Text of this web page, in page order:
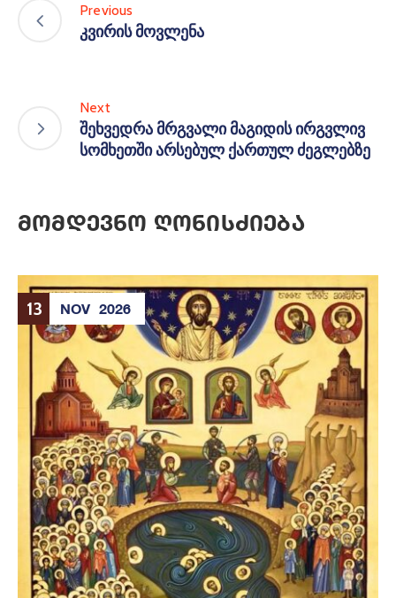
Previous
კვირის მოვლენა
Next
შეხვედრა მრგვალი მაგიდის ირგვლივ
სომხეთში არსებულ ქართულ ძეგლებზე
Მომდევნო Ღონისძიება
13 NOV 2026